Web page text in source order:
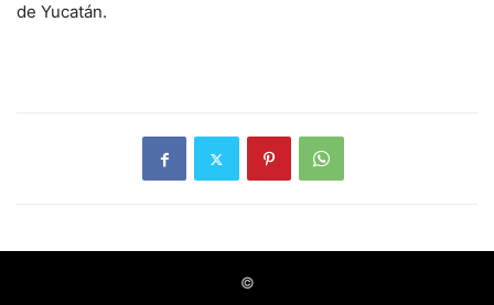
de Yucatán.
©